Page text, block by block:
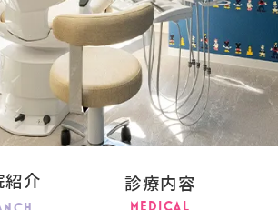
紹介
診療内容
MEDICAL